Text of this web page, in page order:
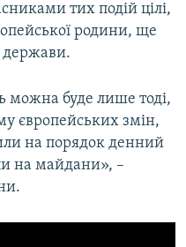
тих подій цілі,
родини, ще
держави.
можна буде лише тоді,
європейських змін,
на порядок денний
на майдани», –